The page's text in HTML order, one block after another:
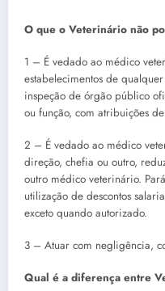
O que o Veterinário não
1 – É vedado ao médico
estabelecimentos de
inspeção de órgão público
ou função, com atribuições
2 – É vedado ao médico
direção, chefia ou outro,
outro médico veterinário.
utilização de descontos
exceto quando autorizado.
3 – Atuar com negligência,
Qual é a diferença entre